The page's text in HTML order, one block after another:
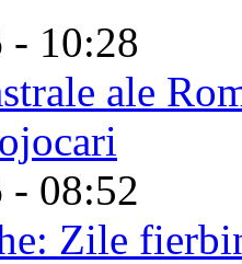
- 10:28
ale
- 08:52
Zile